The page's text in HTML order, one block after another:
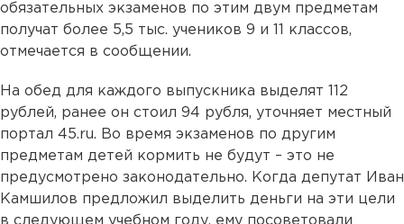
обязательных экзаменов по этим двум предметам
получат более 5,5 тыс. учеников 9 и 11 классов,
отмечается в сообщении.
На обед для каждого выпускника выделят 112
рублей, ранее он стоил 94 рубля, уточняет местный
портал 45.ru. Во время экзаменов по другим
предметам детей кормить не будут – это не
предусмотрено законодательно. Когда депутат Иван
Камшилов предложил выделить деньги на эти цели
в следующем учебном году, ему посоветовали